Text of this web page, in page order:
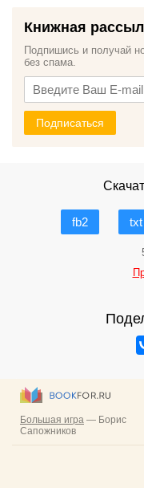
Книжная
Подпишись и получай
без спама.
Подписаться
fb2 txt